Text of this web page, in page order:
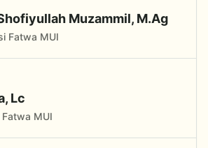
Muzammil, M.Ag
Fatwa MUI
Lc
MUI